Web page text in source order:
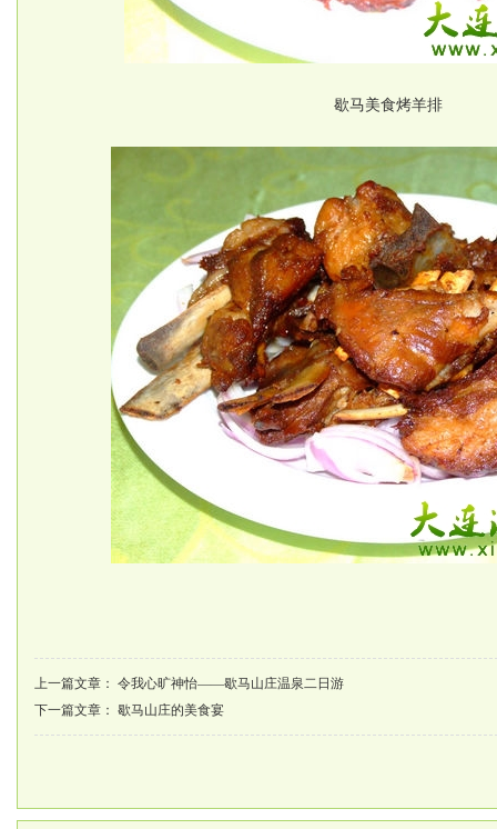
歇马美食烤羊排
上一篇文章： 令我心旷神怡——歇马山庄温泉二日游
下一篇文章： 歇马山庄的美食宴